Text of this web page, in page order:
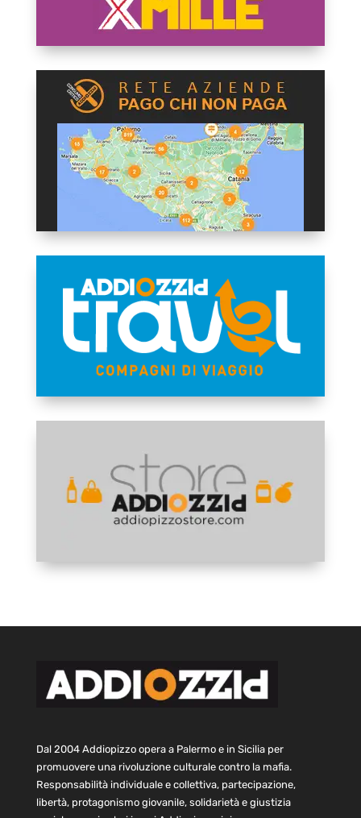
Dal 2004 Addiopizzo opera a Palermo e in Sicilia per
promuovere una rivoluzione culturale contro la mafia.
Responsabilità individuale e collettiva, partecipazione,
libertà, protagonismo giovanile, solidarietà e giustizia